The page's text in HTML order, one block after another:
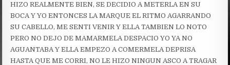
HIZO REALMENTE BIEN, SE DECIDIO A METERLA EN SU
BOCA Y YO ENTONCES LA MARQUE EL RITMO AGARRANDO
SU CABELLO, ME SENTI VENIR Y ELLA TAMBIEN LO NOTO
PERO NO DEJO DE MAMARMELA DESPACIO YO YA NO
AGUANTABA Y ELLA EMPEZO A COMERMELA DEPRISA
HASTA QUE ME CORRI, NO LE HIZO NINGUN ASCO A TRAGAR